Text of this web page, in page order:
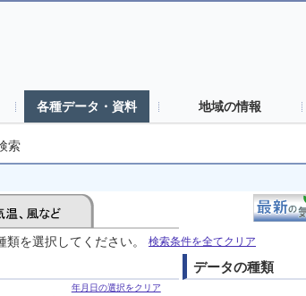
各種データ・資料 地域の情報
索
を選択してください。 検索条件を全てクリア
年月日の選択をクリア
データの種類